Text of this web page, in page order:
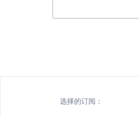
选择的订阅：